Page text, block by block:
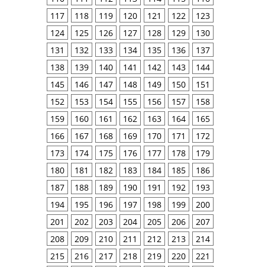
117
118 119 120 121 122
123
124
125 126 127 128 129
130
131
132 133 134 135 136
137
138
139 140 141 142 143
144
145
146 147 148 149 150
151
152
153 154 155 156 157
158
159
160 161 162 163 164
165
166
167 168 169 170 171
172
173
174 175 176 177 178
179
180
181 182 183 184 185
186
187
188 189 190 191 192
193
194
195 196 197 198 199
200
201
202 203 204 205 206
207
208
209 210 211 212 213
214
215
216 217 218 219 220
221